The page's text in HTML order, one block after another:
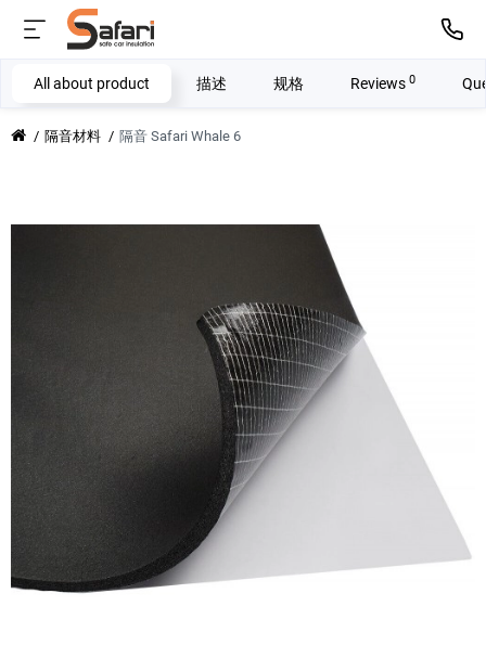
隔音材料 隔音 Safari Whale 6
All about product 描述 规格 Reviews 0